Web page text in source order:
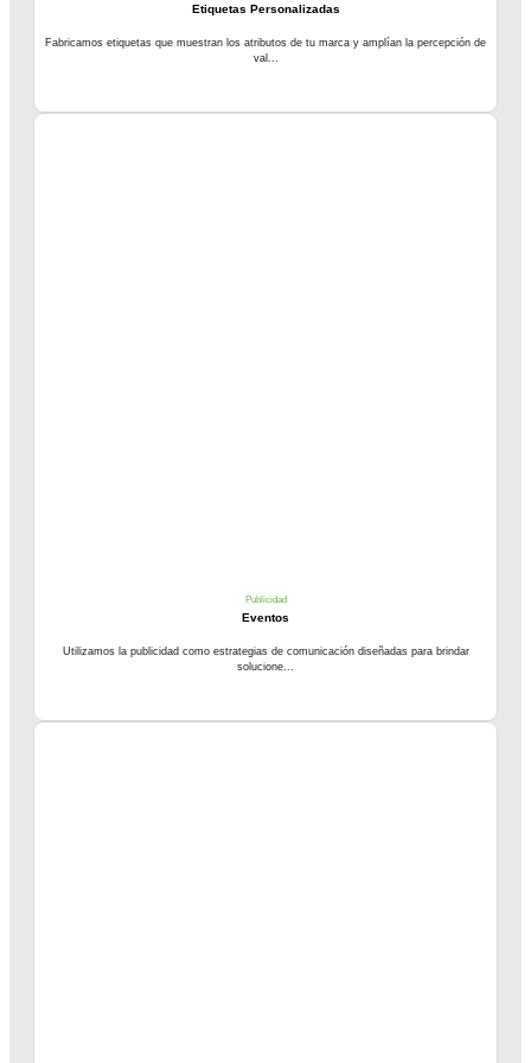
Etiquetas Personalizadas
Fabricamos etiquetas que muestran los atributos de tu marca y amplían la percepción de
val...
Publicidad
Eventos
Utilizamos la publicidad como estrategias de comunicación diseñadas para brindar
solucione...